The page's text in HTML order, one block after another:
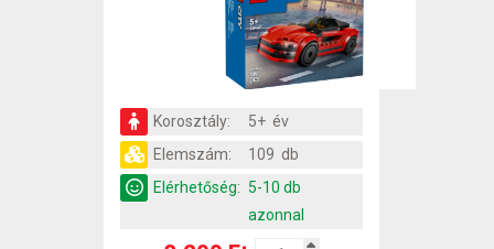
Korosztály:
5+ év
Elemszám:
109 db
Elérhetőség: 5-10 db
azonnal